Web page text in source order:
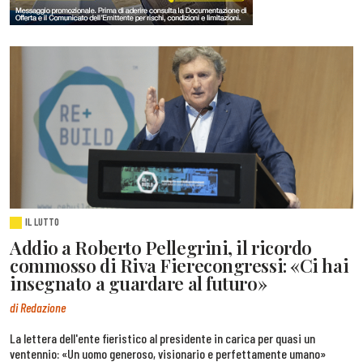
IL LUTTO
Addio a Roberto Pellegrini, il ricordo
commosso di Riva Fierecongressi: «Ci hai
insegnato a guardare al futuro»
di Redazione
La lettera dell'ente fieristico al presidente in carica per quasi un
ventennio: «Un uomo generoso, visionario e perfettamente umano»